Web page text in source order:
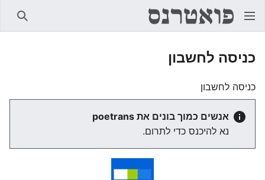
כניסה לחשבון
כניסה לחשבון
אנשים כמוך בונים את poetrans
נא להיכנס כדי לתרום.